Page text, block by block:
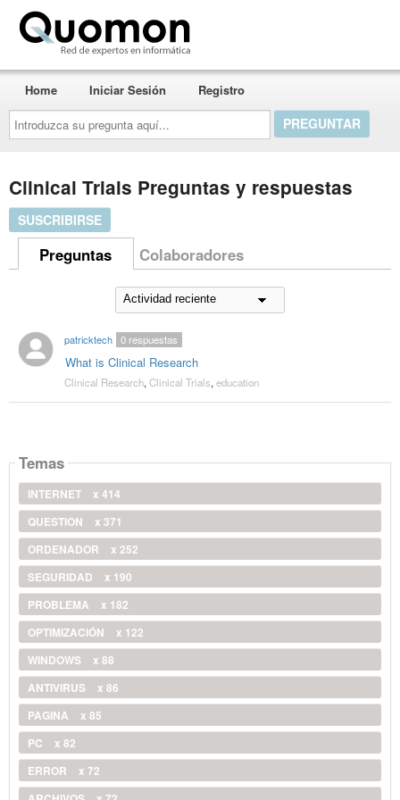
Introduzca
su
pregunta
aquí...
Home Iniciar Sesión Registro
Clinical Trials Preguntas y respuestas
SUSCRIBIRSE
Preguntas Colaboradores
patricktech
What is Clinical Research
0respuestas
Clinical Research, Clinical Trials, education
Temas
INTERNET
x 414
QUESTION
x 371
ORDENADOR
x 252
SEGURIDAD
x 190
PROBLEMA
x 182
OPTIMIZACIÓN
x 122
WINDOWS
x 88
ANTIVIRUS
x 86
PAGINA
x 85
PC
x 82
ERROR
x 72